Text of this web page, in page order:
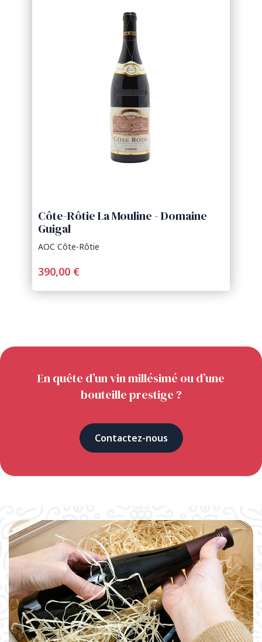
Côte-Rôtie La Mouline - Domaine
Guigal
AOC Côte-Rôtie
390,00 €
En quête d’un vin millésimé ou d’une
bouteille prestige ?
Contactez-nous